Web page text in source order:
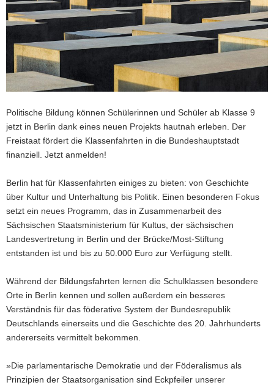
a
v
g
a
t
i
n
Politische Bildung können Schülerinnen und Schüler ab Klasse 9
jetzt in Berlin dank eines neuen Projekts hautnah erleben. Der
Freistaat fördert die Klassenfahrten in die Bundeshauptstadt
finanziell. Jetzt anmelden!
Berlin hat für Klassenfahrten einiges zu bieten: von Geschichte
über Kultur und Unterhaltung bis Politik. Einen besonderen Fokus
setzt ein neues Programm, das in Zusammenarbeit des
Sächsischen Staatsministerium für Kultus, der sächsischen
Landesvertretung in Berlin und der Brücke/Most-Stiftung
entstanden ist und bis zu 50.000 Euro zur Verfügung stellt.
Während der Bildungsfahrten lernen die Schulklassen besondere
Orte in Berlin kennen und sollen außerdem ein besseres
Verständnis für das föderative System der Bundesrepublik
Deutschlands einerseits und die Geschichte des 20. Jahrhunderts
andererseits vermittelt bekommen.
»Die parlamentarische Demokratie und der Föderalismus als
Prinzipien der Staatsorganisation sind Eckpfeiler unserer